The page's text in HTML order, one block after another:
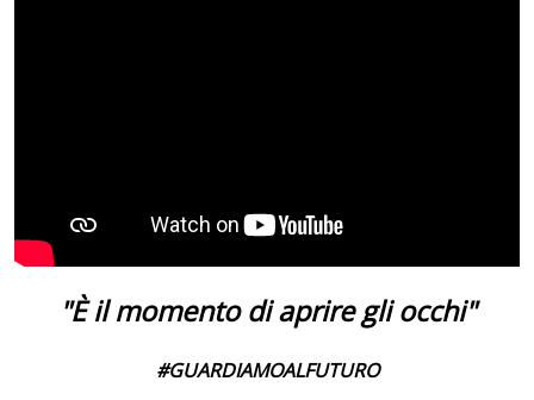
"È il momento di aprire gli occhi"
#GUARDIAMOALFUTURO